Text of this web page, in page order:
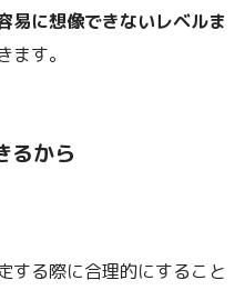
易に想像できないレベルま
す。
るから
する際に合理的にすること